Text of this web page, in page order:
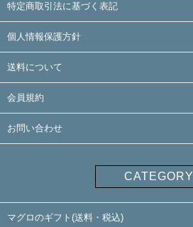
特定商取引法に基づく表記
個人情報保護方針
送料について
会員規約
お問い合わせ
CATEGORY
マグロのギフト(送料・税込)